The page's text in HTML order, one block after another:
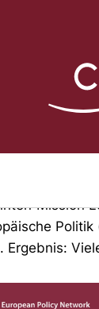
und 12.
Mission
Ergebnis: